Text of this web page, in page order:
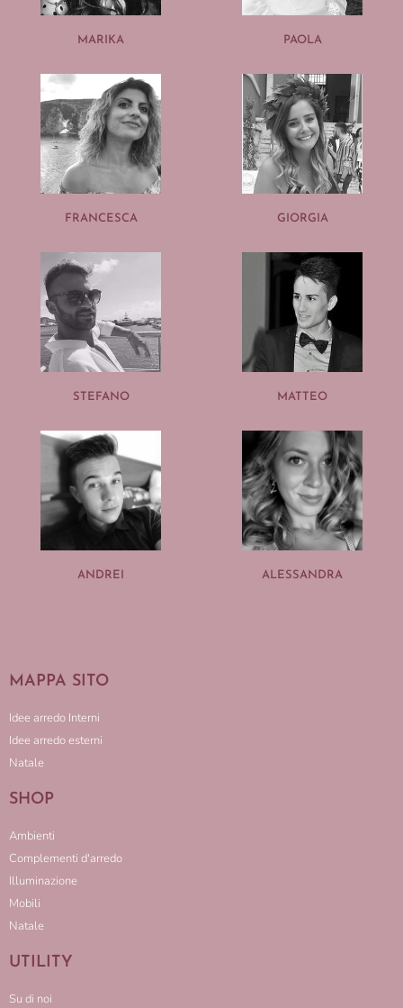
MARIKA PAOLA
FRANCESCA GIORGIA
STEFANO MATTEO
ANDREI ALESSANDRA
MAPPA SITO
Idee arredo Interni
Idee arredo esterni
Natale
SHOP
Ambienti
Complementi d'arredo
Illuminazione
Mobili
Natale
UTILITY
Su di noi